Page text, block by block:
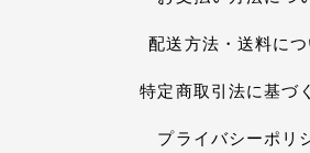
配送方法・送料につ
特定商取引法に基づ
プライバシーポリ